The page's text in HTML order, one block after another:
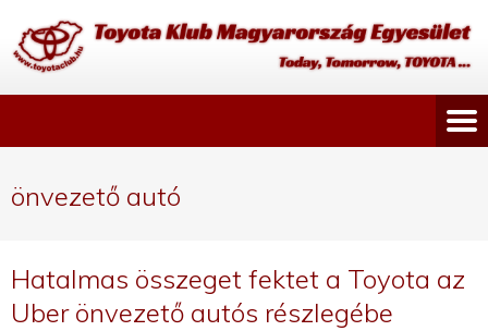
önvezető autó
Hatalmas összeget fektet a Toyota az
Uber önvezető autós részlegébe